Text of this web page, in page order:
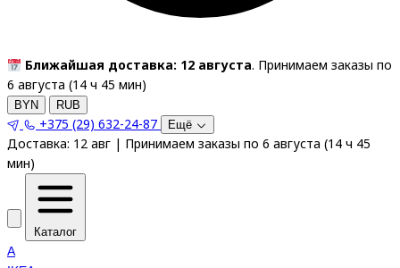
Ближайшая доставка: 12 августа. Принимаем заказы по
6 августа (14 ч 45 мин)
BYN RUB
+375 (29) 632-24-87 Ещё
Доставка: 12 авг | Принимаем заказы по 6 августа (14 ч 45
мин)
Каталог
A